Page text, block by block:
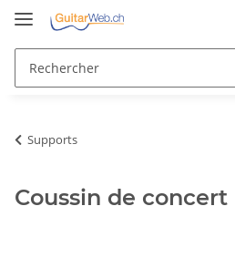
Supports
Coussin de concert